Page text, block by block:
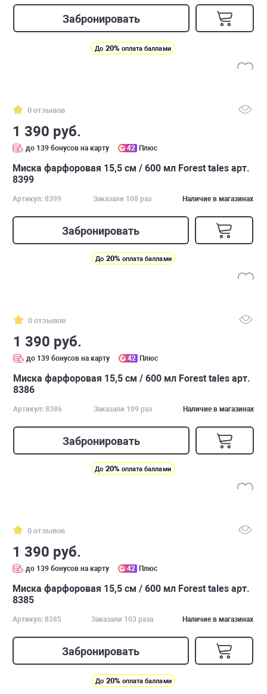
Забронировать
До 20% оплата баллами
0 отзывов
1 390 руб.
до 139 бонусов на карту 42 Плюс
Миска фарфоровая 15,5 см / 600 мл Forest tales арт.
8399
Артикул: 8399 Заказали 108 раз Наличие в магазинах
Забронировать
До 20% оплата баллами
0 отзывов
1 390 руб.
до 139 бонусов на карту 42 Плюс
Миска фарфоровая 15,5 см / 600 мл Forest tales арт.
8386
Артикул: 8386 Заказали 109 раз Наличие в магазинах
Забронировать
До 20% оплата баллами
0 отзывов
1 390 руб.
до 139 бонусов на карту 42 Плюс
Миска фарфоровая 15,5 см / 600 мл Forest tales арт.
8385
Артикул: 8385 Заказали 103 раза Наличие в магазинах
Забронировать
До 20% оплата баллами